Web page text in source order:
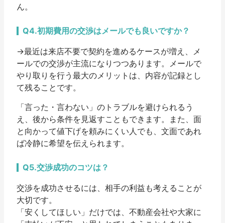
ん。
Q4.初期費用の交渉はメールでも良いですか？
→最近は来店不要で契約を進めるケースが増え、メ
ールでの交渉が主流になりつつあります。メールで
やり取りを行う最大のメリットは、内容が記録とし
て残ることです。
「言った・言わない」のトラブルを避けられるう
え、後から条件を見返すこともできます。また、面
と向かって値下げを頼みにくい人でも、文面であれ
ば冷静に希望を伝えられます。
Q5.交渉成功のコツは？
交渉を成功させるには、相手の利益も考えることが
大切です。
「安くしてほしい」だけでは、不動産会社や大家に